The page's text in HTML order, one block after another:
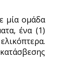
μία ομάδα
ένα (1)